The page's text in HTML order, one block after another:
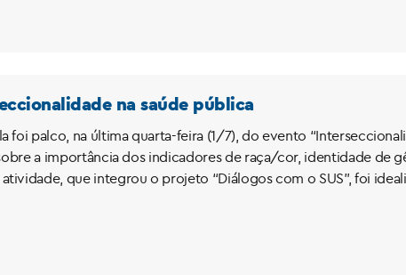
na saúde pública
foi palco, na última quarta-feira (1/7), do evento
a importância dos indicadores de raça/cor, identidade de
que integrou o projeto “Diálogos com o SUS”, foi